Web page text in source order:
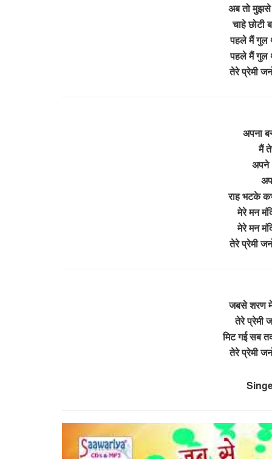
अब तो मुझसे
चाहे छोटी
पहले मैं गुल
पहले मैं गुल
तेरे प्रेमी
अपना
मैं
अपने
राह भटके
मेरे मन
मेरे मन
तेरे प्रेमी
जबसे शरण में
तेरे प्रेमी
मिट गई सब
तेरे प्रेमी